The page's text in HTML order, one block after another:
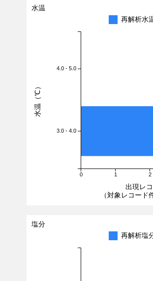
水温
再解析水
0 1 2
4.0 - 5.0
3.0 - 4.0
出現レ
（対象レコード
水温（℃）
塩分
再解析塩